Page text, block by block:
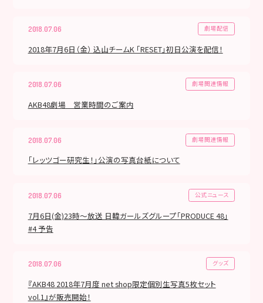
2018.07.06 劇場配信
2018年7月6日（金） 込山チームK 「RESET」初日公演を配信！
2018.07.06 劇場関連情報
AKB48劇場 営業時間のご案内
2018.07.06 劇場関連情報
「レッツゴー研究生！」公演の写真台紙について
2018.07.06 公式ニュース
7月6日(金)23時～放送 日韓ガールズグループ「PRODUCE 48」
#4 予告
2018.07.06 グッズ
『AKB48 2018年7月度 net shop限定個別生写真5枚セット
vol.1』が販売開始！